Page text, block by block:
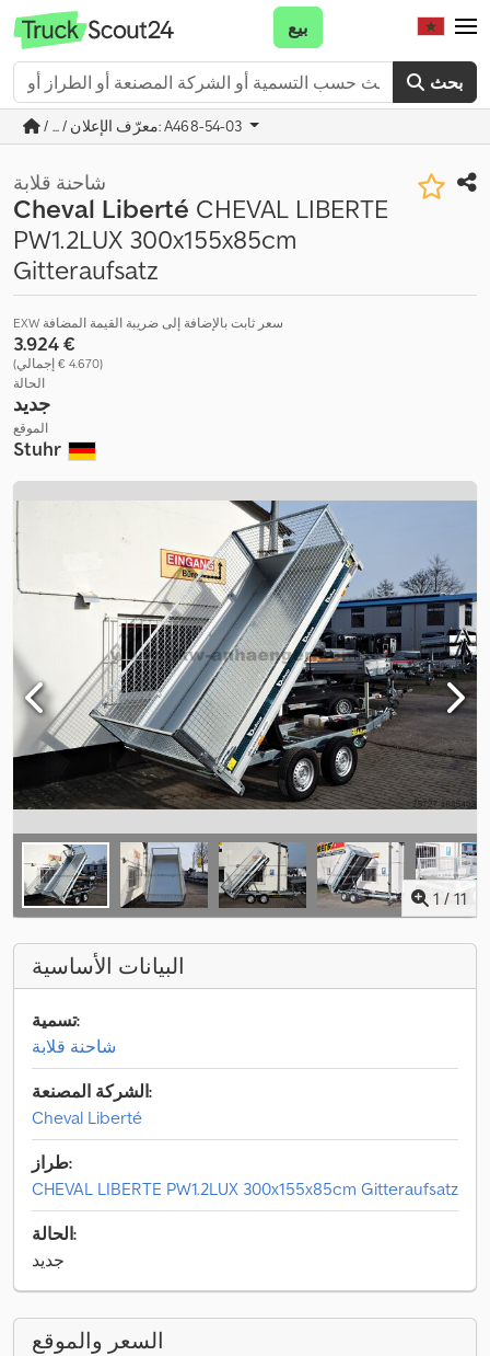
بحث
بيع
/ ... / معرّف الإعلان: A468-54-03
شاحنة قلابة
Cheval Liberté CHEVAL LIBERTE
PW1.2LUX 300x155x85cm
Gitteraufsatz
EXW سعر ثابت بالإضافة إلى ضريبة القيمة المضافة
‏3.924 €
(‏4.670 € إجمالي)
الحالة
جديد
الموقع
Stuhr
1 / 11
البيانات الأساسية
تسمية:
شاحنة قلابة
الشركة المصنعة:
Cheval Liberté
طراز:
CHEVAL LIBERTE PW1.2LUX 300x155x85cm Gitteraufsatz
الحالة:
جديد
السعر والموقع